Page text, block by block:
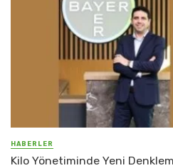
HABERLER
Kilo Yönetiminde Yeni